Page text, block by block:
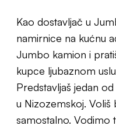
Kao dostavljač u
namirnice na kućnu
Jumbo kamion i
kupce ljubaznom
Predstavljaš jedan
u Nizozemskoj. Voliš
samostalno. Vodimo